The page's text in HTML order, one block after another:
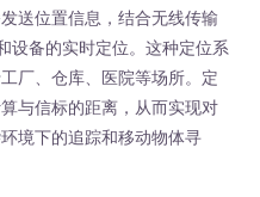
送位置信息，结合无线传输
设备的实时定位。这种定位系
厂、仓库、医院等场所。定
与信标的距离，从而实现对
境下的追踪和移动物体寻